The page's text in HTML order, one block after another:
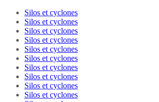
Silos et cyclones
Silos et cyclones
Silos et cyclones
Silos et cyclones
Silos et cyclones
Silos et cyclones
Silos et cyclones
Silos et cyclones
Silos et cyclones
Silos et cyclones